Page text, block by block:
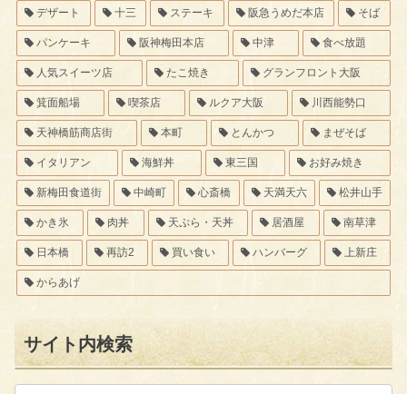
デザート 十三 ステーキ 阪急うめだ本店 そば
パンケーキ 阪神梅田本店 中津 食べ放題
人気スイーツ店 たこ焼き グランフロント大阪
箕面船場 喫茶店 ルクア大阪 川西能勢口
天神橋筋商店街 本町 とんかつ まぜそば
イタリアン 海鮮丼 東三国 お好み焼き
新梅田食道街 中崎町 心斎橋 天満天六 松井山手
かき氷 肉丼 天ぷら・天丼 居酒屋 南草津
日本橋 再訪2 買い食い ハンバーグ 上新庄
からあげ
サイト内検索